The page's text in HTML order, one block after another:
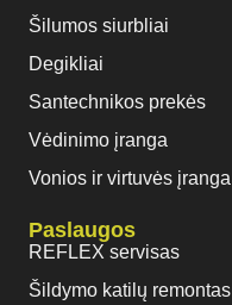
Šilumos siurbliai
Degikliai
Santechnikos prekės
Vėdinimo įranga
Vonios ir virtuvės įranga
Paslaugos
REFLEX servisas
Šildymo katilų remontas